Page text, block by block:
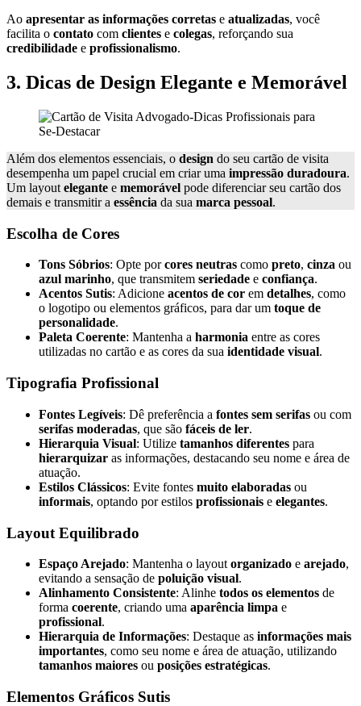
Ao apresentar as informações corretas e atualizadas, você
facilita o contato com clientes e colegas, reforçando sua
credibilidade e profissionalismo.
3. Dicas de Design Elegante e Memorável
Além dos elementos essenciais, o design do seu cartão de visita
desempenha um papel crucial em criar uma impressão duradoura.
Um layout elegante e memorável pode diferenciar seu cartão dos
demais e transmitir a essência da sua marca pessoal.
Escolha de Cores
Tons Sóbrios: Opte porcores neutras como preto, cinza ou
azul marinho, que transmitem seriedade e confiança.
Acentos Sutis: Adicione acentos de cor em detalhes, como
o logotipo ou elementos gráficos, para dar um toque de
personalidade.
Paleta Coerente: Mantenha a harmonia entre as cores
utilizadas no cartão e as cores da sua identidade visual.
Tipografia Profissional
Fontes Legíveis: Dê preferência a fontes sem serifas ou com
serifas moderadas, que são fáceis de ler.
Hierarquia Visual: Utilize tamanhos diferentes para
hierarquizar as informações, destacando seu nome e área de
atuação.
Estilos Clássicos: Evite fontes muito elaboradas ou
informais, optando por estilos profissionais e elegantes.
Layout Equilibrado
Espaço Arejado: Mantenha o layout organizado e arejado,
evitando a sensação de poluição visual.
Alinhamento Consistente: Alinhe todos os elementos de
forma coerente, criando uma aparência limpa e
profissional.
Hierarquia de Informações: Destaque as informações mais
importantes, como seu nome e área de atuação, utilizando
tamanhos maiores ou posições estratégicas.
Elementos Gráficos Sutis